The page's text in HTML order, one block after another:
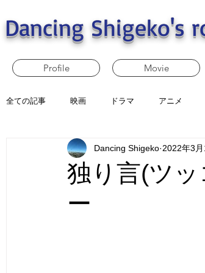
Dancing Shigeko's
Profile Movie
全ての記事 映画 ドラマ アニメ
独り言(ツ
ー
Dancing Shigeko 2022年3月